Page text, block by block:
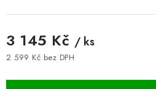
Cookies
Bezpečnostní certifikáty
3 145 Kč / ks
2 599 Kč bez DPH